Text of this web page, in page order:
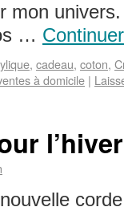
mon
…
, cadeau, coton,
à domicile |
l’hiver